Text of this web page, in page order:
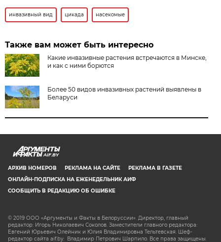
инвазивный вид цикада насекомые
Также вам может быть интересно
Какие инвазивные растения встречаются в Минске,
и как с ними борются
Более 50 видов инвазивных растений выявлены в
Беларуси
AIF.BY
АРХИВ НОМЕРОВ РЕКЛАМА НА САЙТЕ
РЕКЛАМА В ГАЗЕТЕ
ОНЛАЙН-ПОДПИСКА НА ЕЖЕНЕДЕЛЬНИК АИФ
СООБЩИТЬ В РЕДАКЦИЮ ОБ ОШИБКЕ
© 2019 ООО «Аргументы и Факты в Белоруссии». Директор, главный
редактор: Игорь Николаевич Соколов. Заместители главного редактора:
Евгений Юрьевич Олейник и Юлия Владимировна Тельтевская. Шеф-
редактор сайта aif.by: Владимир Петрович Шарпило. Все права защищены.